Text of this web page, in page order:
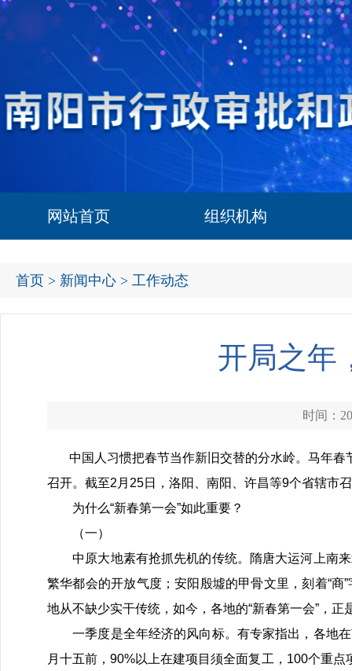
网站首页 组织机构
首页 > 新闻中心 > 工作动态
开局之年
时间：
中国人习惯把春节当作新旧交替的分水岭。马年春
召开。截至2月25日，洛阳、南阳、许昌等9个省辖市
为什么“新春第一会”如此重要？
（一）
中原大地素有抢抓先机的传统。隋唐大运河上南来
繁华都会的开放气度；安阳殷墟的甲骨文里，刻着“
地从不缺少实干传统，如今，各地的“新春第一会”，
一季度是全年经济的风向标。有专家指出，各地在
月十五前，90%以上在建项目须全面复工，100个重